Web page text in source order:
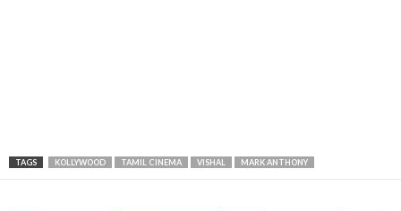
TAGS KOLLYWOOD TAMIL CINEMA VISHAL MARK ANTHONY